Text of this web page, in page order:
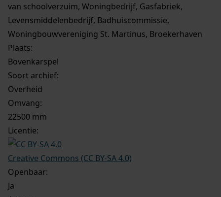
van schoolverzuim, Woningbedrijf, Gasfabriek,
Levensmiddelenbedrijf, Badhuiscommissie,
Woningbouwvereniging St. Martinus, Broekerhaven
Plaats:
Bovenkarspel
Soort archief:
Overheid
Omvang:
22500 mm
Licentie:
Creative Commons (CC BY-SA 4.0)
Openbaar:
Ja